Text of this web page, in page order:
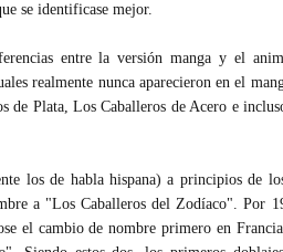
se identificase mejor.
entre la versión manga y el
realmente nunca aparecieron en el
de Plata, Los Caballeros de Acero e
los de habla hispana) a principios de
a "Los Caballeros del Zodíaco". Por
el cambio de nombre primero en